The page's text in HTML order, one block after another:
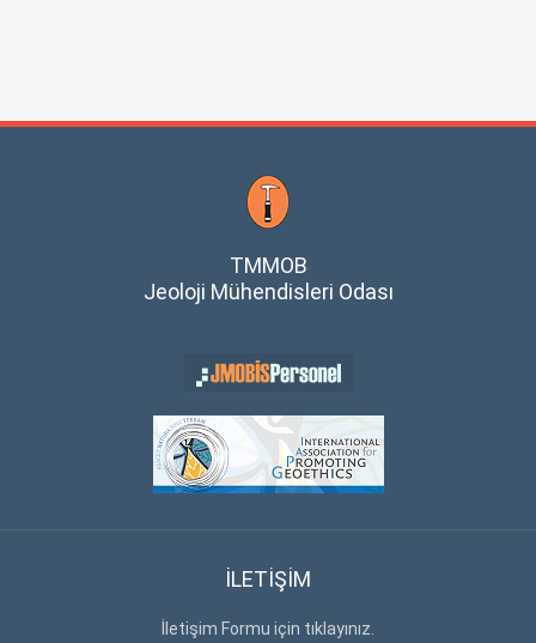
TMMOB
Jeoloji Mühendisleri Odası
İLETİŞİM
İletişim Formu için tıklayınız.